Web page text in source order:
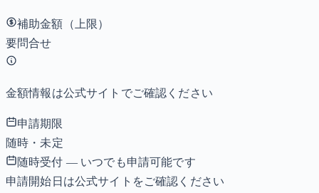
補助金額（上限）
要問合せ
金額情報は公式サイトでご確認ください
申請期限
随時・未定
随時受付 — いつでも申請可能です
申請開始日は公式サイトをご確認ください